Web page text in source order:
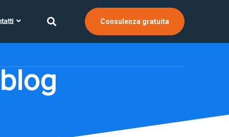
Consulenza gratuita